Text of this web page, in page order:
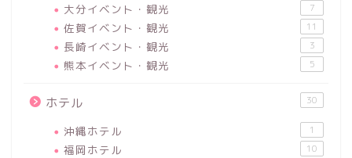
大分イベント・観光 7
佐賀イベント・観光 11
長崎イベント・観光 3
熊本イベント・観光 5
ホテル 30
沖縄ホテル 1
福岡ホテル 10